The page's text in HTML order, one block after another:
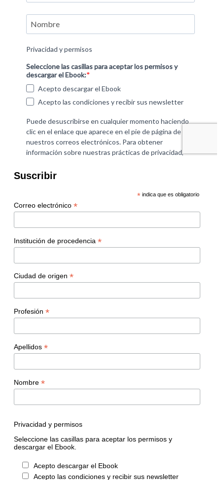
Suscribir
* indica que es obligatorio
Correo electrónico *
Institución de procedencia *
Ciudad de origen *
Profesión *
Apellidos *
Nombre *
Privacidad y permisos
Seleccione las casillas para aceptar los permisos y
descargar el Ebook.
Acepto descargar el Ebook
Acepto las condiciones y recibir sus newsletter